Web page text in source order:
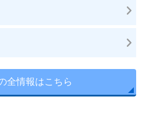
全情報はこちら